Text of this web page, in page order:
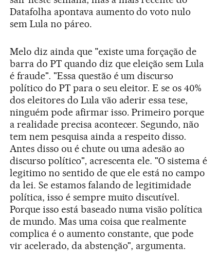
Datafolha apontava aumento do voto nulo
sem Lula no páreo.
Melo diz ainda que "existe uma forçação de
barra do PT quando diz que eleição sem Lula
é fraude". "Essa questão é um discurso
político do PT para o seu eleitor. E se os 40%
dos eleitores do Lula vão aderir essa tese,
ninguém pode afirmar isso. Primeiro porque
a realidade precisa acontecer. Segundo, não
tem nem pesquisa ainda a respeito disso.
Antes disso ou é chute ou uma adesão ao
discurso político", acrescenta ele. "O sistema é
legitimo no sentido de que ele está no campo
da lei. Se estamos falando de legitimidade
política, isso é sempre muito discutível.
Porque isso está baseado numa visão política
de mundo. Mas uma coisa que realmente
complica é o aumento constante, que pode
vir acelerado, da abstenção", argumenta.